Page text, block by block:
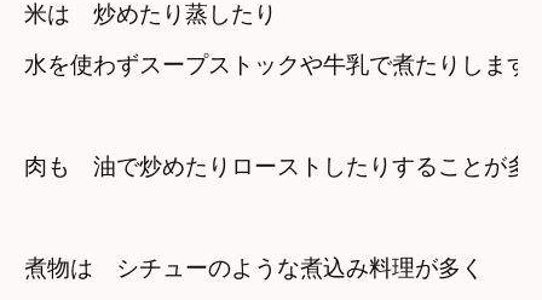
米は　炒めたり蒸したり
水を使わずスープストックや牛乳で煮たりします
肉も　油で炒めたりローストしたりすることが多
煮物は　シチューのような煮込み料理が多く